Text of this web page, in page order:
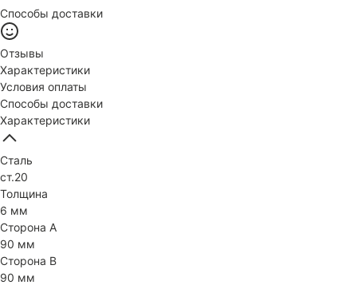
Способы доставки
Отзывы
Характеристики
Условия оплаты
Способы доставки
Характеристики
Сталь
ст.20
Толщина
6 мм
Сторона А
90 мм
Сторона В
90 мм